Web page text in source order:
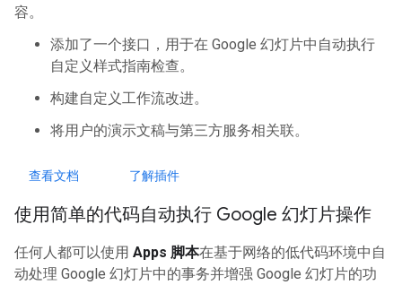
容。
添加了一个接口，用于在 Google 幻灯片中自动执行
自定义样式指南检查。
构建自定义工作流改进。
将用户的演示文稿与第三方服务相关联。
查看文档 了解插件
使用简单的代码自动执行 Google 幻灯片操作
任何人都可以使用 Apps 脚本在基于网络的低代码环境中自
动处理 Google 幻灯片中的事务并增强 Google 幻灯片的功